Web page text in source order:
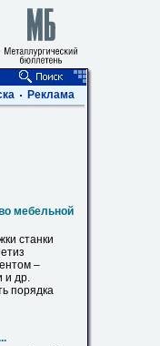
Реклама
мебельной
станки
–
и др.
порядка